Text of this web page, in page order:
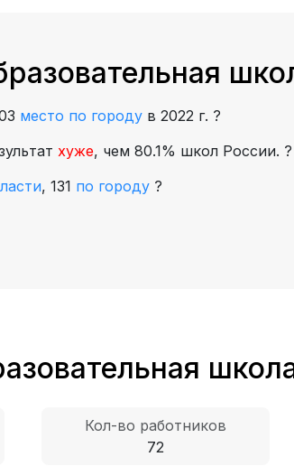
место по городу в 2022 г. ?
хуже, чем 80.1% школ России. ?
, 131 по городу ?
Кол-во работников
72